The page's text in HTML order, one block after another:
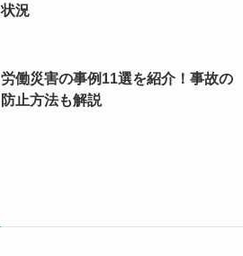
状況
労働災害の事例11選を紹介！事故の
防止方法も解説